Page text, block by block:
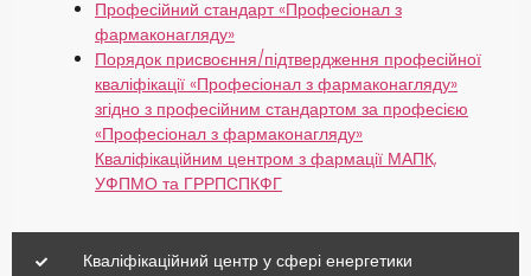
Професійний стандарт «Професіонал з
фармаконагляду»
Порядок присвоєння/підтвердження професійної
кваліфікації «Професіонал з фармаконагляду»
згідно з професійним стандартом за професією
«Професіонал з фармаконагляду»
Кваліфікаційним центром з фармації МАПК,
УФПМО та ГРРПСПКФГ
Кваліфікаційний центр у сфері енергетики